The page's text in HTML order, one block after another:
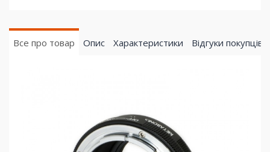
Все про товар Опис Характеристики Відгуки покупців